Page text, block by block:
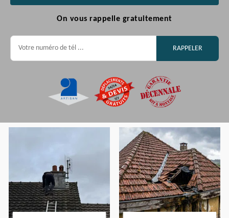
On vous rappelle gratuitement